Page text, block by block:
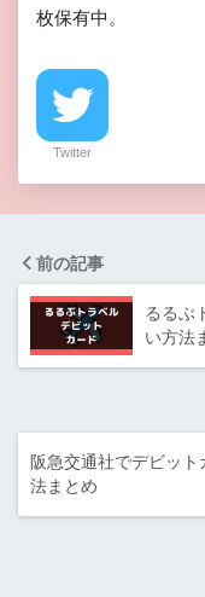
枚保有中。
Twitter
前の記事
るるぶ
い方法
阪急交通社でデビッ
法まとめ